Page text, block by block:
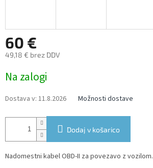
60 €
49,18 € brez DDV
price:
Na zalogi
Dostava v: 11.8.2026 Možnosti dostave
Dodaj v košarico
Nadomestni kabel OBD-II za povezavo z vozilom.